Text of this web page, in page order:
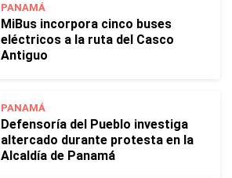
PANAMÁ
MiBus incorpora cinco buses
eléctricos a la ruta del Casco
Antiguo
PANAMÁ
Defensoría del Pueblo investiga
altercado durante protesta en la
Alcaldía de Panamá